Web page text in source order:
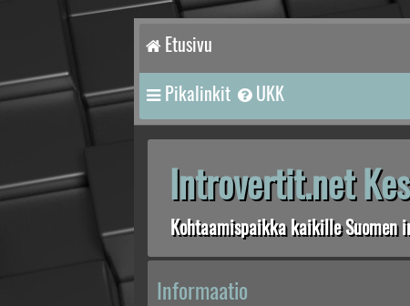
Etusivu
Pikalinkit UKK
Introvertit.net
Kohtaamispaikka kaikille Suomen
Informaatio